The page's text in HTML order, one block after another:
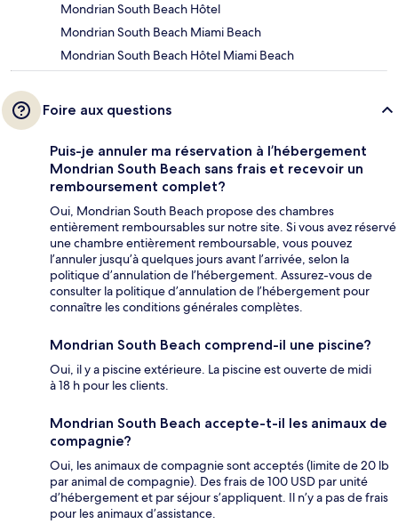
Mondrian South Beach Hôtel
Mondrian South Beach Miami Beach
Mondrian South Beach Hôtel Miami Beach
Foire aux questions
Puis-je annuler ma réservation à l’hébergement
Mondrian South Beach sans frais et recevoir un
remboursement complet?
Oui, Mondrian South Beach propose des chambres
entièrement remboursables sur notre site. Si vous avez réservé
une chambre entièrement remboursable, vous pouvez
l’annuler jusqu’à quelques jours avant l’arrivée, selon la
politique d’annulation de l’hébergement. Assurez-vous de
consulter la politique d’annulation de l’hébergement pour
connaître les conditions générales complètes.
Mondrian South Beach comprend-il une piscine?
Oui, il y a piscine extérieure. La piscine est ouverte de midi
à 18 h pour les clients.
Mondrian South Beach accepte-t-il les animaux de
compagnie?
Oui, les animaux de compagnie sont acceptés (limite de 20 lb
par animal de compagnie). Des frais de 100 USD par unité
d’hébergement et par séjour s’appliquent. Il n’y a pas de frais
pour les animaux d’assistance.